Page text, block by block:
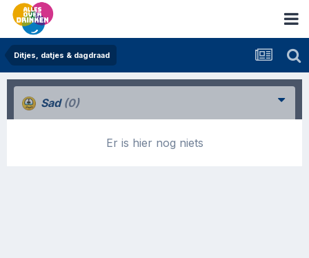
Ditjes, datjes & dagdraad
Sad (0)
Er is hier nog niets